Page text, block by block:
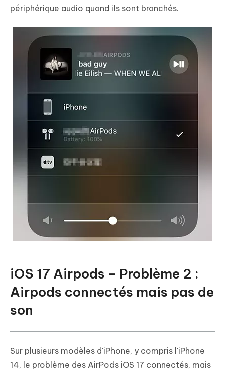
périphérique audio quand ils sont branchés.
iOS 17 Airpods - Problème 2 :
Airpods connectés mais pas de
son
Sur plusieurs modèles d'iPhone, y compris l'iPhone
14, le problème des AirPods iOS 17 connectés, mais